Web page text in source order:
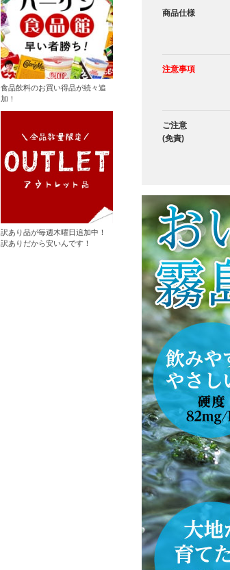
食品飲料のお買い得品が続々追
加！
訳あり品が毎週木曜日追加中！
訳ありだから安いんです！
商品仕様
注意事項
ご注意
(免責)